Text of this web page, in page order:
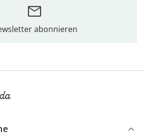
abonnieren